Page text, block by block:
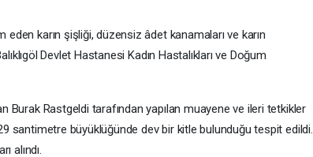
karın şişliği, düzensiz âdet kanamaları ve karın
Devlet Hastanesi Kadın Hastalıkları ve Doğum
Burak Rastgeldi tarafından yapılan muayene ve ileri tetkikler
santimetre büyüklüğünde dev bir kitle bulunduğu tespit edildi.
alındı.